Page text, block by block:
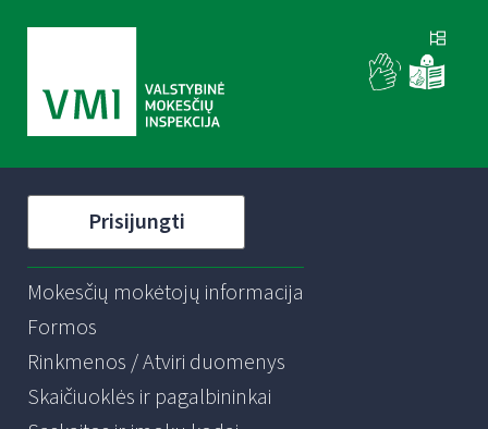
Prisijungti
Mokesčių mokėtojų informacija
Formos
Rinkmenos / Atviri duomenys
Skaičiuoklės ir pagalbininkai